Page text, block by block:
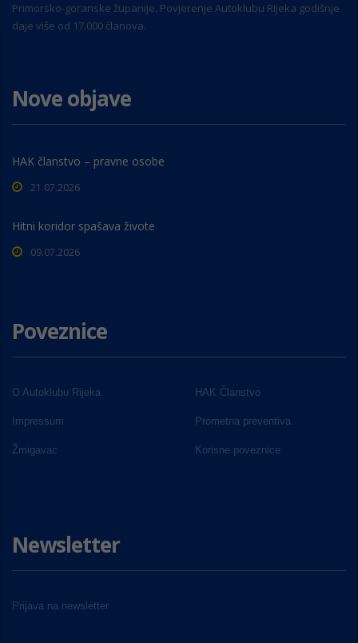
Primorsko-goranske županije. Povjerenje Autoklubu Rijeka godišnje
daje više od 17.000 članova.
Nove objave
HAK članstvo – pravne osobe
21.07.2026
Hitni koridor spašava živote
09.07.2026
Poveznice
O Autoklubu Rijeka HAK Članstvo
Impressum Prometna preventiva
Žmigavac Korisne poveznice
Newsletter
Prijava na newsletter